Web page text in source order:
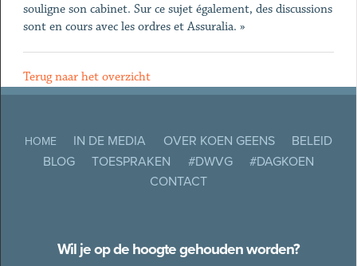
souligne son cabinet. Sur ce sujet également, des discussions
sont en cours avec les ordres et Assuralia. »
Terug naar het overzicht
HOME IN DE MEDIA OVER KOEN GEENS
BELEID
BLOG
TOESPRAKEN #DWVG
#DAGKOEN
CONTACT
Wil je op de hoogte gehouden worden?